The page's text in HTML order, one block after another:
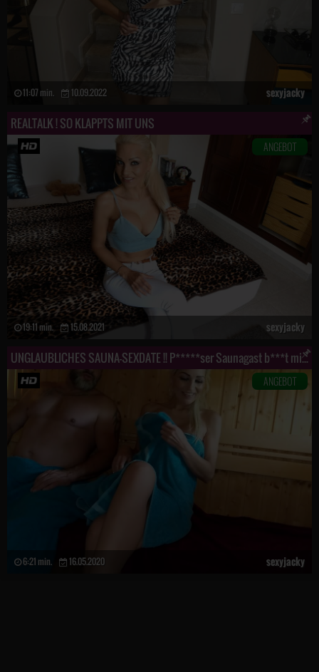
11:07 min. 10.09.2022 sexyjacky
REALTALK ! SO KLAPPTS MIT UNS
ANGEBOT
19:11 min. 15.08.2021 sexyjacky
UNGLAUBLICHES SAUNA-SEXDATE !! P*****ser Saunagast b***t mich in 3 Stellungen !!
ANGEBOT
6:21 min. 16.05.2020 sexyjacky